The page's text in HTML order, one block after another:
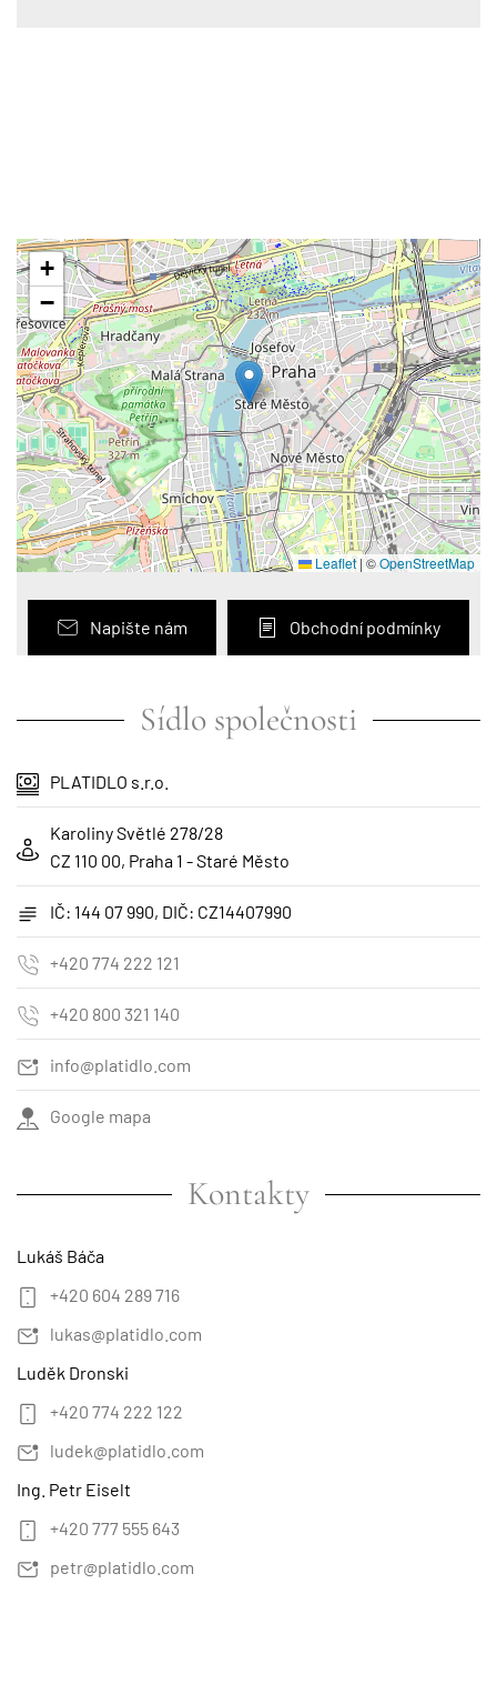
+
−
Leaflet |©OpenStreetMap
Napište nám Obchodní podmínky
Sídlo společnosti
PLATIDLO s.r.o.
Karoliny Světlé 278/28
CZ 110 00, Praha 1 - Staré Město
IČ: 144 07 990, DIČ: CZ14407990
+420 774 222 121
+420 800 321 140
info@platidlo.com
Google mapa
Kontakty
Lukáš Báča
+420 604 289 716
lukas@platidlo.com
Luděk Dronski
+420 774 222 122
ludek@platidlo.com
Ing. Petr Eiselt
+420 777 555 643
petr@platidlo.com